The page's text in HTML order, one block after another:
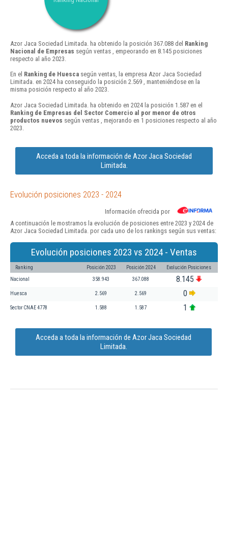
Azor Jaca Sociedad Limitada. ha obtenido la posición 367.088 del Ranking
Nacional de Empresas según ventas , empeorando en 8.145 posiciones
respecto al año 2023.
En el Ranking de Huesca según ventas, la empresa Azor Jaca Sociedad
Limitada. en 2024 ha conseguido la posición 2.569 , manteniéndose en la
misma posición respecto al año 2023.
Azor Jaca Sociedad Limitada. ha obtenido en 2024 la posición 1.587 en el
Ranking de Empresas del Sector Comercio al por menor de otros
productos nuevos según ventas , mejorando en 1 posiciones respecto al año
2023.
Acceda a toda la información de Azor Jaca Sociedad
Limitada.
Evolución posiciones 2023 - 2024
Información ofrecida por
A continuación le mostramos la evolución de posiciones entre 2023 y 2024 de
Azor Jaca Sociedad Limitada. por cada uno de los rankings según sus ventas:
Evolución posiciones 2023 vs 2024 - Ventas
Ranking Posición 2023 Posición 2024 Evolución Posiciones
Nacional 358.943 367.088 8.145
Huesca 2.569 2.569 0
Sector CNAE 4778 1.588 1.587 1
Acceda a toda la información de Azor Jaca Sociedad
Limitada.